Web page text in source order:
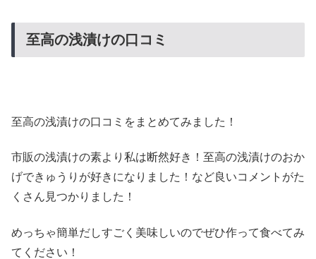
至高の浅漬けの口コミ
至高の浅漬けの口コミをまとめてみました！
市販の浅漬けの素より私は断然好き！至高の浅漬けのおか
げできゅうりが好きになりました！など良いコメントがた
くさん見つかりました！
めっちゃ簡単だしすごく美味しいのでぜひ作って食べてみ
てください！